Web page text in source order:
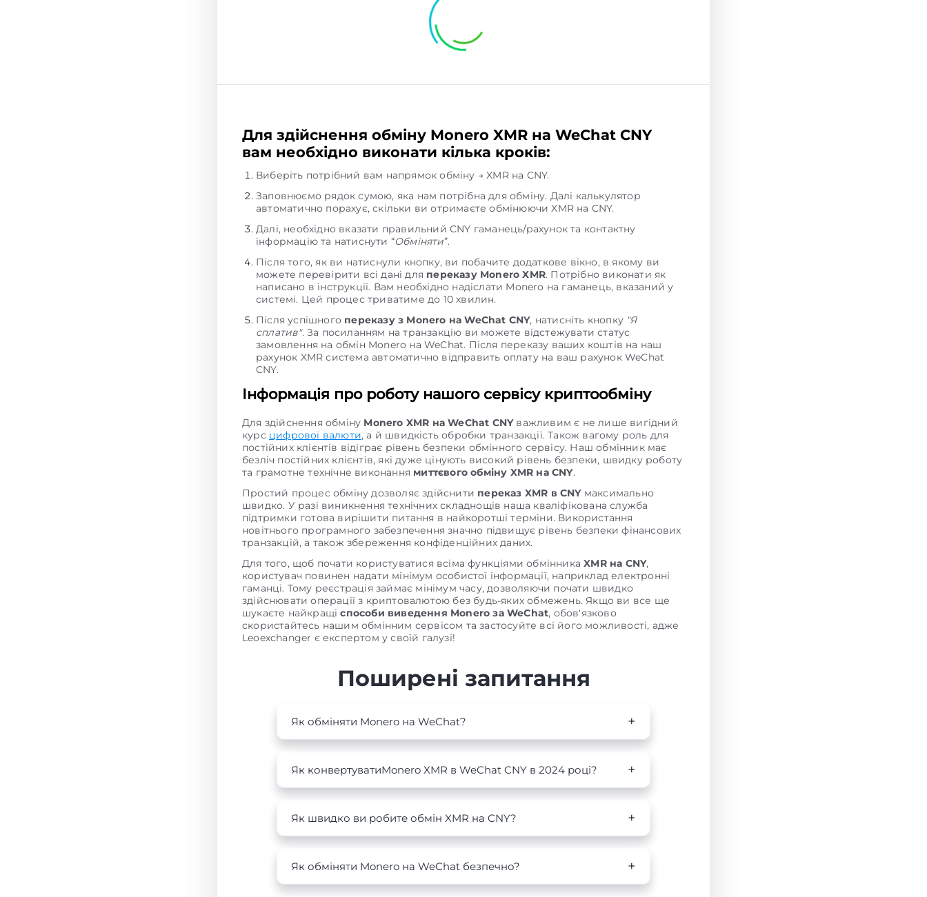
Для здійснення обміну Monero XMR на WeChat CNY
вам необхідно виконати кілька кроків:
Виберіть потрібний вам напрямок обміну → XMR на CNY.
Заповнюємо рядок сумою, яка нам потрібна для обміну. Далі калькулятор
автоматично порахує, скільки ви отримаєте обмінюючи XMR на CNY.
Далі, необхідно вказати правильний CNY гаманець/рахунок та контактну
інформацію та натиснути “Обміняти”.
Після того, як ви натиснули кнопку, ви побачите додаткове вікно, в якому ви
можете перевірити всі дані для переказу Monero XMR. Потрібно виконати як
написано в інструкції. Вам необхідно надіслати Monero на гаманець, вказаний у
системі. Цей процес триватиме до 10 хвилин.
Після успішного переказу з Monero на WeChat CNY, натисніть кнопку "Я
сплатив". За посиланням на транзакцію ви можете відстежувати статус
замовлення на обмін Monero на WeChat. Після переказу ваших коштів на наш
рахунок XMR система автоматично відправить оплату на ваш рахунок WeChat
CNY.
Інформація про роботу нашого сервісу криптообміну
Для здійснення обміну Monero XMR на WeChat CNYважливим є не лише вигідний
курс цифрової валюти, а й швидкість обробки транзакції. Також вагому роль для
постійних клієнтів відіграє рівень безпеки обмінного сервісу. Наш обмінник має
безліч постійних клієнтів, які дуже цінують високий рівень безпеки, швидку роботу
та грамотне технічне виконання миттєвого обміну XMR на CNY.
Простий процес обміну дозволяє здійснити переказ XMR в CNYмаксимально
швидко. У разі виникнення технічних складнощів наша кваліфікована служба
підтримки готова вирішити питання в найкоротші терміни. Використання
новітнього програмного забезпечення значно підвищує рівень безпеки фінансових
транзакцій, а також збереження конфіденційних даних.
Для того, щоб почати користуватися всіма функціями обмінникаXMR на CNY,
користувач повинен надати мінімум особистої інформації, наприклад електронні
гаманці. Тому реєстрація займає мінімум часу, дозволяючи почати швидко
здійснювати операції з криптовалютою без будь-яких обмежень. Якщо ви все ще
шукаєте найкращіспособи виведення Monero за WeChat, обов'язково
скористайтесь нашим обмінним сервісом та застосуйте всі його можливості, адже
Leoexchanger є експертом у своїй галузі!
Поширені запитання
Як обміняти Monero на WeChat?
Як конвертуватиMonero XMR в WeChat CNY в 2024 році?
Як швидко ви робите обмін XMR на CNY?
Як обміняти Monero на WeChat безпечно?